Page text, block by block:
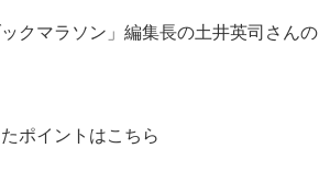
クマラソン」編集長の土井英司さんの
ポイントはこちら